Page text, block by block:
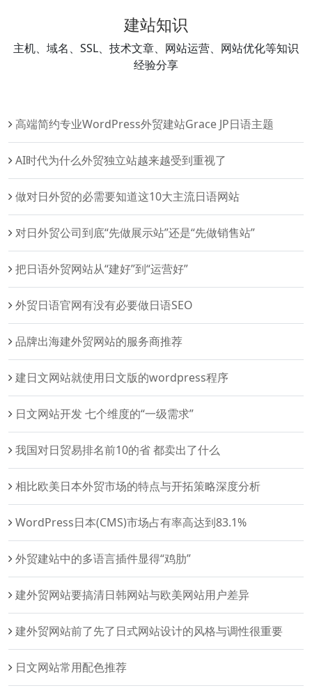
建站知识
主机、域名、SSL、技术文章、网站运营、网站优化等知识
经验分享
高端简约专业WordPress外贸建站Grace JP日语主题
AI时代为什么外贸独立站越来越受到重视了
做对日外贸的必需要知道这10大主流日语网站
对日外贸公司到底“先做展示站”还是“先做销售站”
把日语外贸网站从“建好”到“运营好”
外贸日语官网有没有必要做日语SEO
品牌出海建外贸网站的服务商推荐
建日文网站就使用日文版的wordpress程序
日文网站开发 七个维度的“一级需求”
我国对日贸易排名前10的省 都卖出了什么
相比欧美日本外贸市场的特点与开拓策略深度分析
WordPress日本(CMS)市场占有率高达到83.1%
外贸建站中的多语言插件显得“鸡肋”
建外贸网站要搞清日韩网站与欧美网站用户差异
建外贸网站前了先了日式网站设计的风格与调性很重要
日文网站常用配色推荐